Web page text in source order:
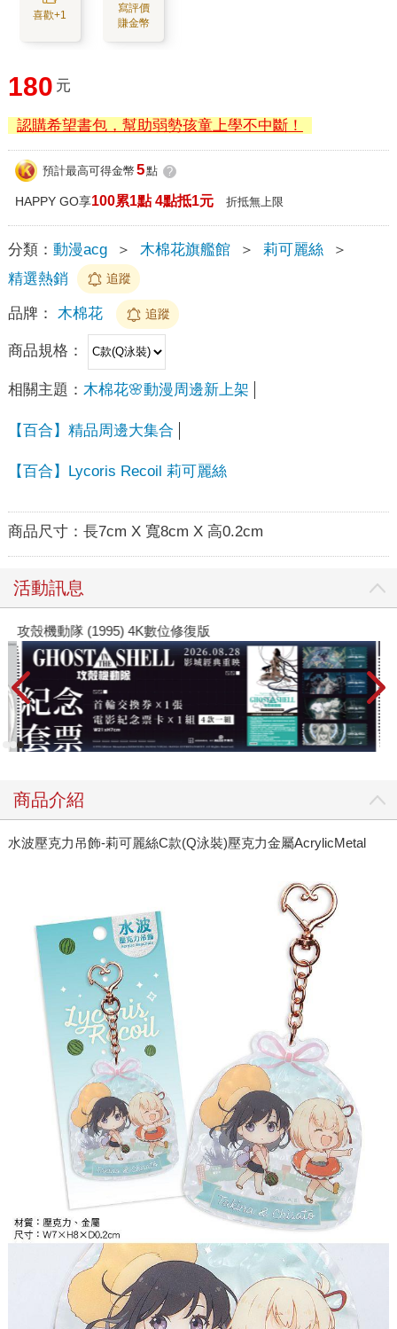
喜歡+1
寫評價
賺金幣
180 元
認購希望書包，幫助弱勢孩童上學不中斷！
預計最高可得金幣 5點 ?
HAPPY GO享100累1點 4點抵1元 折抵無上限
分類： 動漫acg ＞ 木棉花旗艦館 ＞ 莉可麗絲
＞
精選熱銷
追蹤
品牌： 木棉花 追蹤
商品規格：
相關主題： 木棉花🌸動漫周邊新上架
【百合】精品周邊大集合
【百合】Lycoris Recoil 莉可麗絲
商品尺寸： 長7cm X 寬8cm X 高0.2cm
活動訊息
攻殼機動隊 (1995) 4K數位修復版
商品介紹
水波壓克力吊飾-莉可麗絲C款(Q泳裝)壓克力金屬AcrylicMetal